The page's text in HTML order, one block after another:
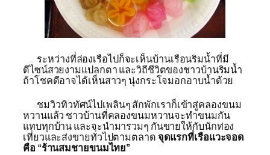
ระหว่างที่ล่องเรือไปก็จะเห็นบ้านเรือนริมน้ำที่มี
ดีไซน์สวยงามแปลกตา และวิถีชีวิตของชาวบ้านริมน้ำ
ถ้าโชคดีอาจได้เห็นสาวๆ นุ่งกระโจมอกอาบน้ำด้วย
ชมวิวทิวทัศน์ไปเพลินๆ สักพักเราก็เข้าสู่คลองขนม
หวานแล้ว ชาวบ้านที่คลองขนมหวานจะทำขนมกัน
แทบทุกบ้าน และจะนำมารวมๆ กันขายให้กับนักท่อง
เที่ยวและส่งขายทั่วไปตามตลาดจุดแรกที่เรือแวะจอด
คือ “ร้านสมชายขนมไทย”